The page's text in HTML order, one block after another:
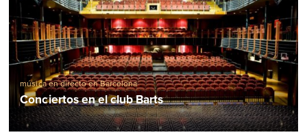
música en directo en Barcelona
Conciertos en el club Barts